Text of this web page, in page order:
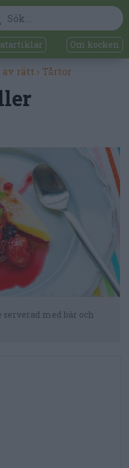
Om kocken
av rätt › Tårtor
med bär och